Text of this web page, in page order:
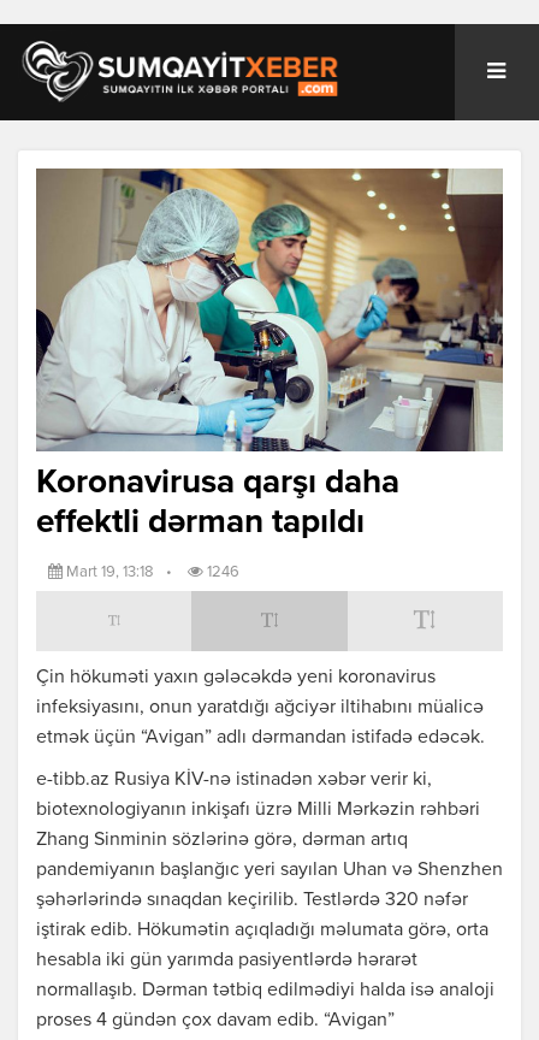
Koronavirusa qarşı daha
effektli dərman tapıldı
Mart 19, 13:18 • 1246
Çin hökuməti yaxın gələcəkdə yeni koronavirus
infeksiyasını, onun yaratdığı ağciyər iltihabını müalicə
etmək üçün “Avigan” adlı dərmandan istifadə edəcək.
e-tibb.az Rusiya KİV-nə istinadən xəbər verir ki,
biotexnologiyanın inkişafı üzrə Milli Mərkəzin rəhbəri
Zhang Sinminin sözlərinə görə, dərman artıq
pandemiyanın başlanğıc yeri sayılan Uhan və Shenzhen
şəhərlərində sınaqdan keçirilib. Testlərdə 320 nəfər
iştirak edib. Hökumətin açıqladığı məlumata görə, orta
hesabla iki gün yarımda pasiyentlərdə hərarət
normallaşıb. Dərman tətbiq edilmədiyi halda isə analoji
proses 4 gündən çox davam edib. “Avigan”